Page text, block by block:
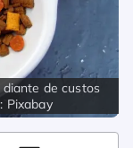
de custos
Pixabay